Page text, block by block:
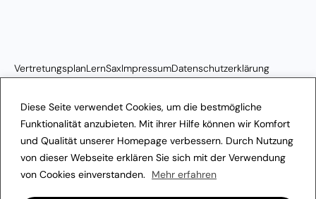
Diese Seite verwendet Cookies, um die bestmögliche
Funktionalität anzubieten. Mit ihrer Hilfe können wir Komfort
und Qualität unserer Homepage verbessern. Durch Nutzung
von dieser Webseite erklären Sie sich mit der Verwendung
von Cookies einverstanden.
Mehr erfahren
VertretungsplanLernSaxImpressumDatenschutzerklärung